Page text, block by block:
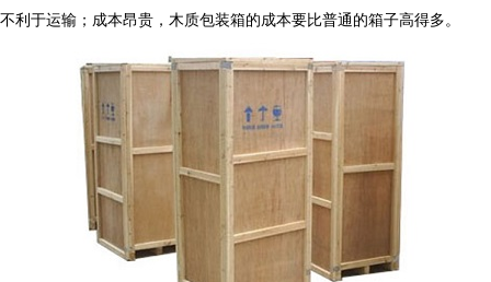
不利于运输；成本昂贵，木质包装箱的成本要比普通的箱子高得多。